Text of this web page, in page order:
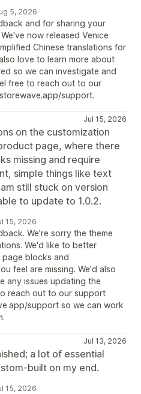
5, 2026
and for sharing your
now released Venice
Chinese translations for
love to learn more about
so we can investigate and
free to reach out to our
support.
Jul 15, 2026
on the customization
page, where there
missing and require
simple things like text
still stuck on version
to update to 1.0.2.
15, 2026
We're sorry the theme
We'd like to better
blocks and
feel are missing. We'd also
any issues updating the
reach out to our support
support so we can work
Jul 13, 2026
a lot of essential
built on my end.
15, 2026